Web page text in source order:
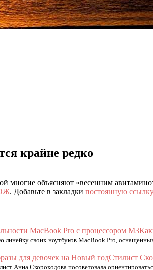
крайне редко
многие объясняют «весенним
. Добавьте в закладки постоянную ссылку
линейку своих ноутбуков MacBook Pro,
Стилист
Анна Скороходова посоветовала